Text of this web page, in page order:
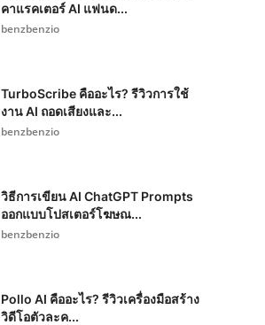
คาแรคเตอร์ AI แฟนด...
benzbenzio
TurboScribe คืออะไร? รีวิวการใช้
งาน AI ถอดเสียงและ...
benzbenzio
วิธีการเขียน AI ChatGPT Prompts
ออกแบบโปสเตอร์โฆษณ...
benzbenzio
Pollo AI คืออะไร? รีวิวเครื่องมือสร้าง
วิดีโอตัวละค...